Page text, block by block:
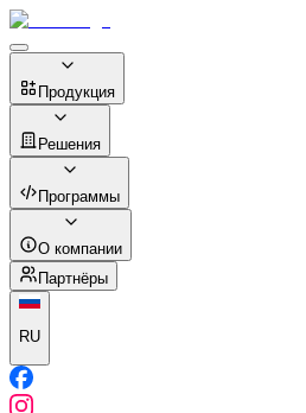
Продукция
Решения
Программы
О компании
Партнёры
RU